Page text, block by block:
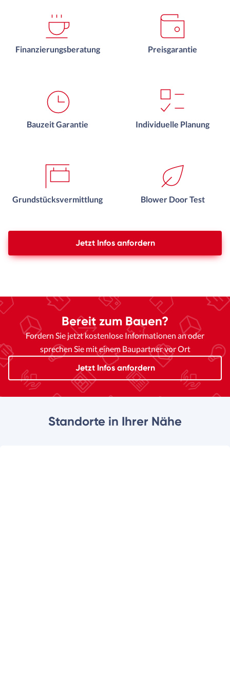
Finanzierungsberatung Preisgarantie
Bauzeit Garantie Individuelle Planung
Grundstücksvermittlung Blower Door Test
Jetzt Infos anfordern
Bereit zum Bauen?
Fordern Sie jetzt kostenlose Informationen an oder
sprechen Sie mit einem Baupartner vor Ort
Jetzt Infos anfordern
Standorte in Ihrer Nähe